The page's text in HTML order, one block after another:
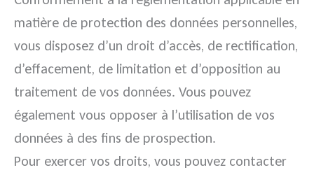
matière de protection des données personnelles,
vous disposez d’un droit d’accès, de rectification,
d’effacement, de limitation et d’opposition au
traitement de vos données. Vous pouvez
également vous opposer à l’utilisation de vos
données à des fins de prospection.
Pour exercer vos droits, vous pouvez contacter